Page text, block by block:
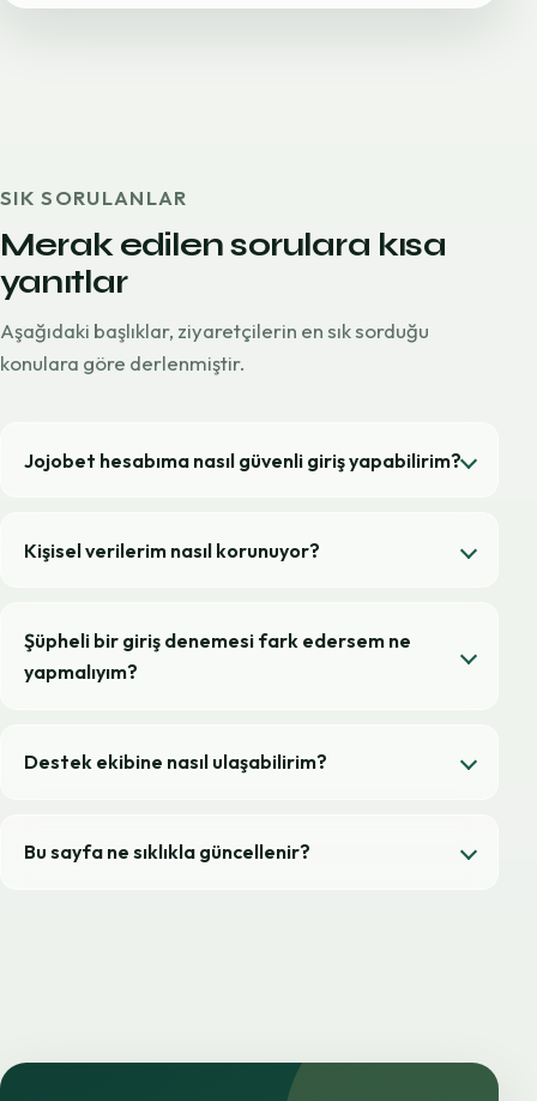
SIK SORULANLAR
Merak edilen sorulara kısa
yanıtlar
Aşağıdaki başlıklar, ziyaretçilerin en sık sorduğu
konulara göre derlenmiştir.
Jojobet hesabıma nasıl güvenli giriş yapabilirim?
Kişisel verilerim nasıl korunuyor?
Şüpheli bir giriş denemesi fark edersem ne
yapmalıyım?
Destek ekibine nasıl ulaşabilirim?
Bu sayfa ne sıklıkla güncellenir?